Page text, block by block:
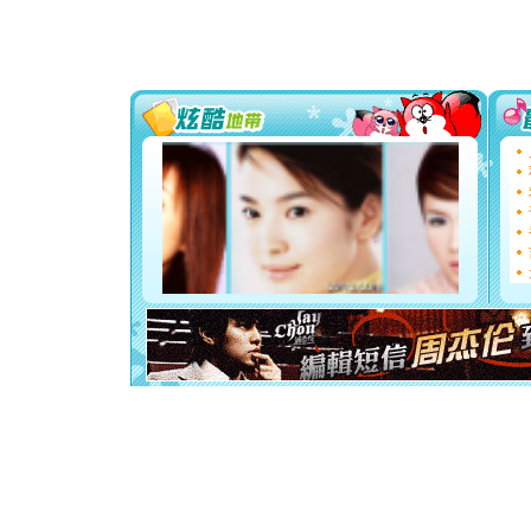
[圣诞节]
你太多，
要平安
[圣诞节]
能正大
都要快乐
[圣诞节]
如意,快
[元旦]
看
断电。
你是我
[元旦]如
起；二是
离。水晶
[元旦]当
泣，这痛